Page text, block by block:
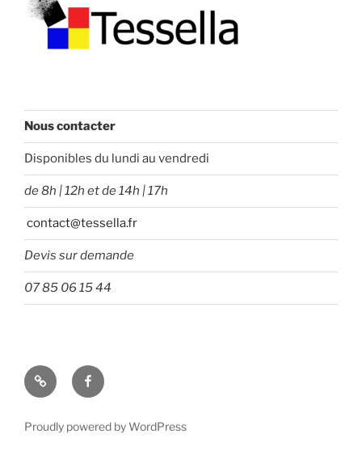
Nous contacter
Disponibles du lundi au vendredi
de 8h | 12h et de 14h | 17h
contact@tessella.fr
Devis sur demande
07 85 06 15 44
Tessella Facebook
Proudly powered by WordPress